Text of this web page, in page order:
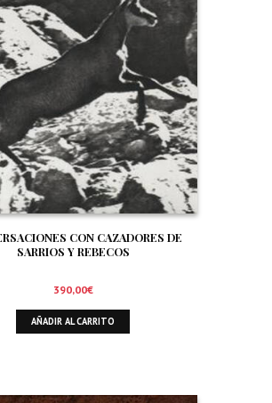
CON CAZADORES DE
SARRIOS Y REBECOS
390,00€
AÑADIR AL CARRITO